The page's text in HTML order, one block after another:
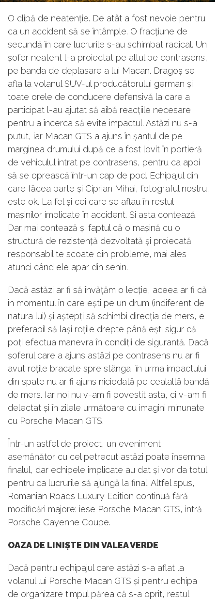
O clipă de neatenție. De atât a fost nevoie pentru
ca un accident să se întâmple. O fracțiune de
secundă în care lucrurile s-au schimbat radical. Un
șofer neatent l-a proiectat pe altul pe contrasens,
pe banda de deplasare a lui Macan. Dragoș se
afla la volanul SUV-ul producătorului german și
toate orele de conducere defensivă la care a
participat l-au ajutat să aibă reacțiile necesare
pentru a încerca să evite impactul. Astăzi nu s-a
putut, iar Macan GTS a ajuns în șanțul de pe
marginea drumului după ce a fost lovit în portieră
de vehiculul intrat pe contrasens, pentru ca apoi
să se oprească într-un cap de pod. Echipajul din
care făcea parte și Ciprian Mihai, fotograful nostru,
este ok. La fel și cei care se aflau în restul
mașinilor implicate în accident. Și asta contează.
Dar mai contează și faptul că o mașină cu o
structură de rezistență dezvoltată și proiecată
responsabil te scoate din probleme, mai ales
atunci când ele apar din senin.
Dacă astăzi ar fi să învățăm o lecție, aceea ar fi că
în momentul în care ești pe un drum (indiferent de
natura lui) și aștepți să schimbi direcția de mers, e
preferabil să lași roțile drepte până ești sigur că
poți efectua manevra în condiții de siguranță. Dacă
șoferul care a ajuns astăzi pe contrasens nu ar fi
avut roțile bracate spre stânga, în urma impactului
din spate nu ar fi ajuns niciodată pe cealaltă bandă
de mers. Iar noi nu v-am fi povestit asta, ci v-am fi
delectat și în zilele următoare cu imagini minunate
cu Porsche Macan GTS.
Într-un astfel de proiect, un eveniment
asemănător cu cel petrecut astăzi poate însemna
finalul, dar echipele implicate au dat și vor da totul
pentru ca lucrurile să ajungă la final. Altfel spus,
Romanian Roads Luxury Edition continuă fără
modificări majore: iese Porsche Macan GTS, intră
Porsche Cayenne Coupe.
OAZA DE LINIȘTE DIN VALEA VERDE
Dacă pentru echipajul care astăzi s-a aflat la
volanul lui Porsche Macan GTS și pentru echipa
de organizare timpul părea că s-a oprit, restul